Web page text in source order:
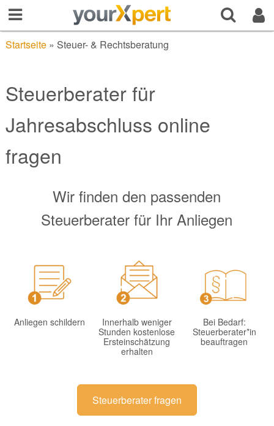
Startseite» Steuer- & Rechtsberatung
Steuerberater für
Jahresabschluss online
fragen
Wir finden den passenden
Steuerberater für Ihr Anliegen
Anliegen schildern
Innerhalb weniger
Stunden kostenlose
Ersteinschätzung
erhalten
Bei Bedarf:
Steuerberater*in
beauftragen
Steuerberater fragen